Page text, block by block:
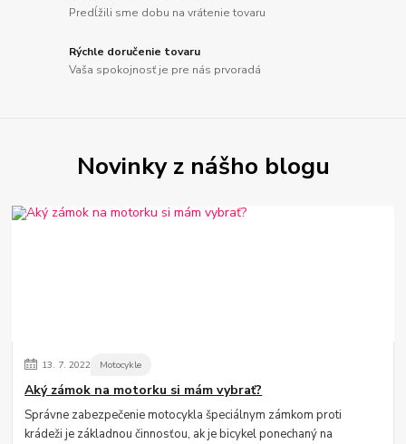
Predĺžili sme dobu na vrátenie tovaru
Rýchle doručenie tovaru
Vaša spokojnosť je pre nás prvoradá
Novinky z nášho blogu
13. 7. 2022 Motocykle
Aký zámok na motorku si mám vybrať?
Správne zabezpečenie motocykla špeciálnym zámkom proti
krádeži je základnou činnosťou, ak je bicykel ponechaný na